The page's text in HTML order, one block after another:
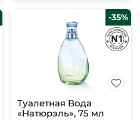
-35%
Туалетная Вода
«Натюрэль», 75 мл